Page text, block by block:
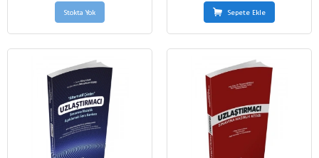
Stokta Yok Sepete Ekle